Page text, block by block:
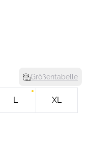
Größentabelle
L XL